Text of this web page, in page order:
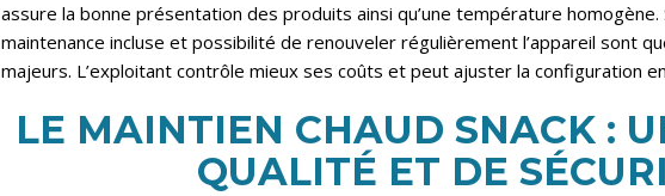
assure la bonne présentation des produits ainsi qu’une température
maintenance incluse et possibilité de renouveler régulièrement l’appareil sont
majeurs. L’exploitant contrôle mieux ses coûts et peut ajuster la configuration
LE MAINTIEN CHAUD SNACK :
QUALITÉ ET DE